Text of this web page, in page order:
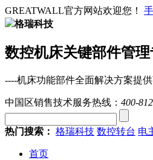
GREATWALL官方网站欢迎您！
格瑞科技
数控机床关键部件管理
----机床功能部件全面解决方案提
中国区销售技术服务热线： 400-
热门搜索： 格瑞科技 数控转台 电
首页